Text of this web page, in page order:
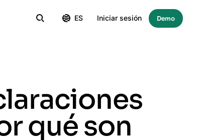
ES Iniciar sesión Demo
qué son